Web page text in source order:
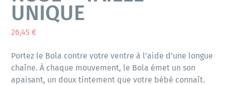
UNIQUE
26,45€
Portez le Bola contre votre ventre à l’aide d’une longue
chaîne. À chaque mouvement, le Bola émet un son
apaisant, un doux tintement que votre bébé connaît.